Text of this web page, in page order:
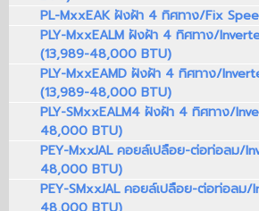
PL-MxxEAK ฝังฝ้า 4 ทิศทาง/Fix
PLY-MxxEALM ฝังฝ้า 4 ทิศทาง/
(13,989-48,000 BTU)
PLY-MxxEAMD ฝังฝ้า 4 ทิศทาง/
(13,989-48,000 BTU)
PLY-SMxxEALM4 ฝังฝ้า 4 ทิศทาง/
48,000 BTU)
PEY-MxxJAL คอยล์เปลือย-ต่อท่อลม/
48,000 BTU)
PEY-SMxxJAL คอยล์เปลือย-ต่อท่อลม